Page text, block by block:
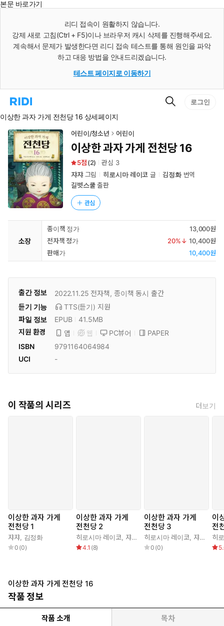
본문 바로가기
리디 접속이 원활하지 않습니다.
강제 새로 고침(Ctrl + F5)이나 브라우저 캐시 삭제를 진행해주세요.
계속해서 문제가 발생한다면 리디 접속 테스트를 통해 원인을 파악
하고 대응 방법을 안내드리겠습니다.
테스트 페이지로 이동하기
리
홈
로
이
동
검
로그인
이상한 과자 가게 전천당 16 상세페이지
어린이/청소년 어린이
이상한 과자 가게 전천당 16
5 (2) 관심 3
쟈쟈그림 히로시마 레이코 글 김정화번역
길벗스쿨출판
관심
소장
종이책 정가
13,000원
전자책 정가
20%↓ 10,400원
판매가
10,400원
출간 정보 2022.11.25 전자책, 종이책 동시 출간
듣기 기능
TTS(듣기) 지원
파일 정보
EPUB
41.5MB
지원 환경
앱 웹 PC뷰어
PAPER
ISBN
9791164064984
UCI
-
이 작품의 시리즈 더보기
이상한 과자 가게
전천당 1
쟈쟈, 김정화
0 (0)
이상한 과자 가게
전천당 2
히로시마 레이코, 쟈쟈 김정화
4.1 (8)
이상한 과자 가게
전천당 3
히로시마 레이코, 쟈쟈 김
0 (0)
이
전
히
이상한 과자 가게 전천당 16
작품 정보
작품 소개 목차